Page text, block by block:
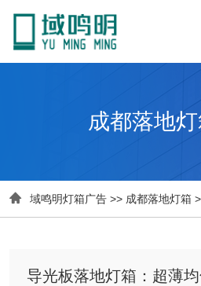
成都落地
 域鸣明灯箱广告 >> 成都落地灯箱
导光板落地灯箱：超薄